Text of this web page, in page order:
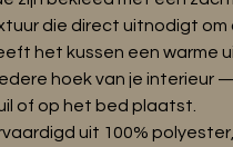
die direct uitnodigt om
het kussen een warme
hoek van je interieur
of op het bed plaatst.
uit 100%